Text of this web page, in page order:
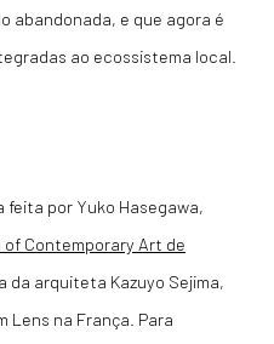
abandonada, e que agora é
ao ecossistema local.
por Yuko Hasegawa,
of Contemporary Art de
da arquiteta Kazuyo Sejima,
Lens na França. Para